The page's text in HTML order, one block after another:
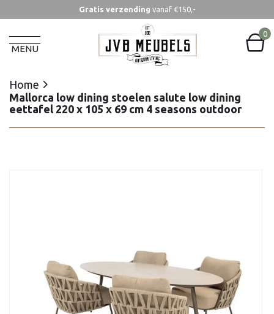
Gratis verzending vanaf €150,-
MENU
0
Home
Mallorca low dining stoelen salute low dining
eettafel 220 x 105 x 69 cm 4 seasons outdoor
Home
Mallorca low dining stoelen salute low dining
eettafel 220 x 105 x 69 cm 4 seasons outdoor